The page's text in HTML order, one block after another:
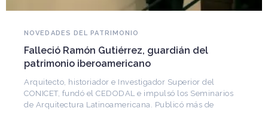
NOVEDADES DEL PATRIMONIO
Falleció Ramón Gutiérrez, guardián del
patrimonio iberoamericano
Arquitecto, historiador e Investigador Superior del
CONICET, fundó el CEDODAL e impulsó los Seminarios
de Arquitectura Latinoamericana. Publicó más de